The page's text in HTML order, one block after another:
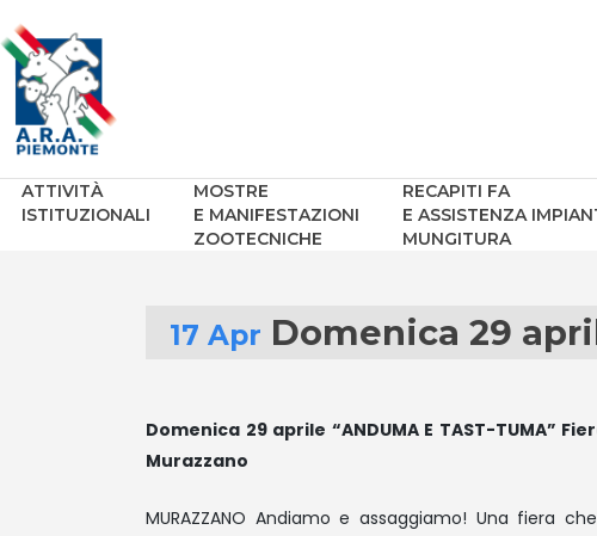
ATTIVITÀ
ISTITUZIONALI
MOSTRE
E MANIFESTAZIONI
ZOOTECNICHE
RECAPITI FA
E ASSISTENZA
MUNGITURA
17 Apr Domenica 29
Domenica 29 aprile “ANDUMA E TAST-TUMA”
Murazzano
MURAZZANO Andiamo e assaggiamo! Una fiera